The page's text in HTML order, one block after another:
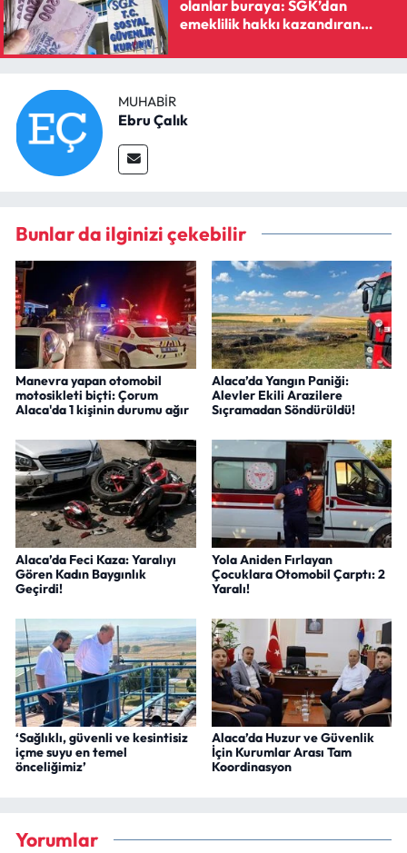
olanlar buraya: SGK’dan
emeklilik hakkı kazandıran
MUHABIR
Ebru Çalık
Bunlar da ilginizi çekebilir
Manevra yapan otomobil
motosikleti biçti: Çorum
Alaca'da 1 kişinin durumu ağır
Alaca’da Yangın Paniği:
Alevler Ekili Arazilere
Sıçramadan Söndürüldü!
Alaca’da Feci Kaza: Yaralıyı
Gören Kadın Baygınlık
Geçirdi!
Yola Aniden Fırlayan
Çocuklara Otomobil Çarptı: 2
Yaralı!
‘Sağlıklı, güvenli ve kesintisiz
içme suyu en temel
önceliğimiz’
Alaca’da Huzur ve Güvenlik
İçin Kurumlar Arası Tam
Koordinasyon
Yorumlar